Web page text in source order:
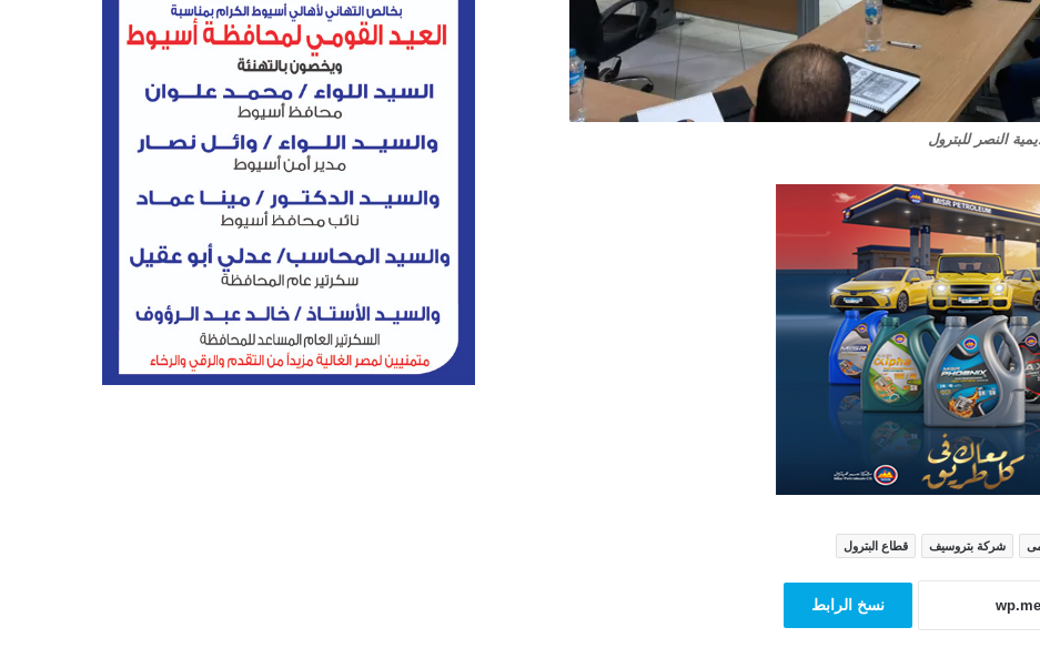
النصر للبترول
شركة بتروسيف قطاع البترول
نسخ الرابط